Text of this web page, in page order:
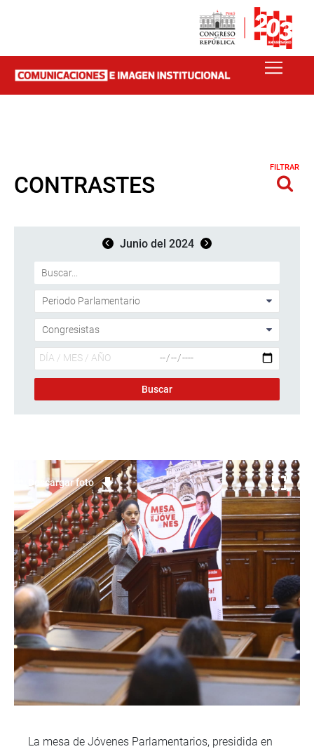
CONTRASTES
FILTRAR
Junio del 2024
Descargar foto
La mesa de Jóvenes Parlamentarios, presidida en